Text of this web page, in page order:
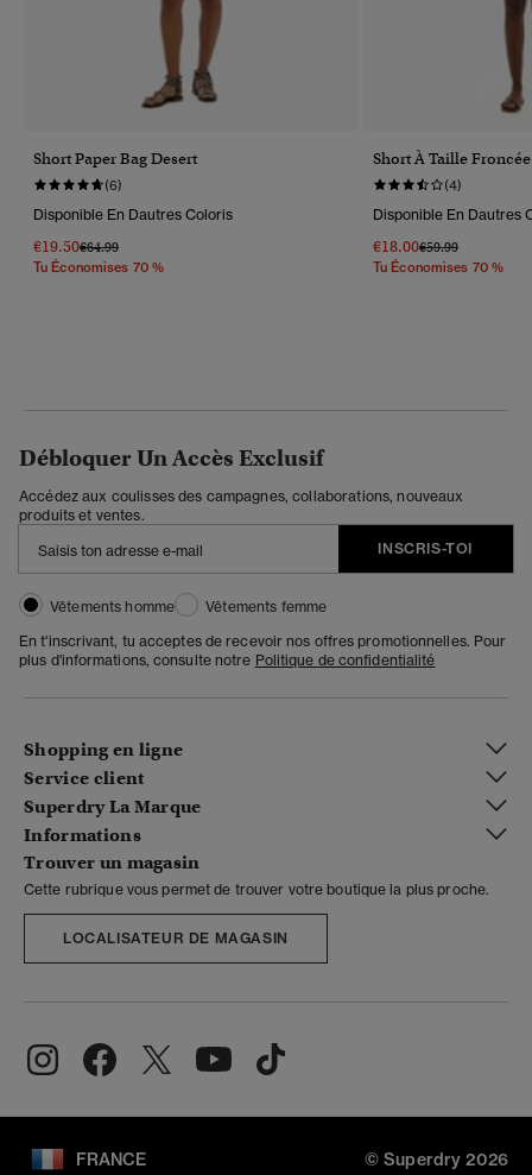
Short Paper Bag Desert
(6)
Disponible En Dautres Coloris
€19.50Prix Réduit De
€64.99À
Tu Économises 70 %
Short À Taille
(4)
Disponible En Dautres
€18.00Prix Réduit De
€59.99À
Tu Économises 70 %
Débloquer Un Accès Exclusif
Accédez aux coulisses des campagnes, collaborations, nouveaux
produits et ventes.
INSCRIS-TOI
Vêtements homme
Vêtements femme
En t'inscrivant, tu acceptes de recevoir nos offres promotionnelles. Pour
plus d'informations, consulte notre Politique de confidentialité
Shopping en ligne
Service client
Superdry La Marque
Informations
Trouver un magasin
Cette rubrique vous permet de trouver votre boutique la plus proche.
LOCALISATEUR DE MAGASIN
FRANCE © Superdry 2026